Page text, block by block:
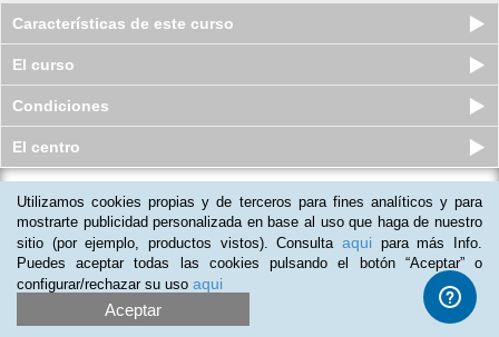
Características de este curso
El curso
Condiciones
El centro
Curso online Profesional de
Impresión Digital
Plazas limitadas
149usd $79usd
Utilizamos cookies propias y de terceros para fines analíticos y para
mostrarte publicidad personalizada en base al uso que haga de nuestro
sitio (por ejemplo, productos vistos). Consulta aqui para más Info.
Puedes aceptar todas las cookies pulsando el botón “Aceptar” o
configurar/rechazar su uso aqui
Aceptar